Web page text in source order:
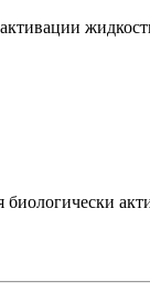
биологически